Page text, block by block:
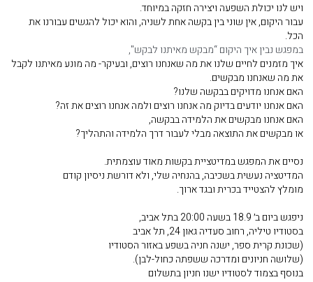
ויש לנו יכולת השפעה ויצירה חזקה במיוחד.
עבור היקום, אין שוני בין בקשה אחת לשניה, והוא יכול להגשים עבורנו את
הכל.
במפגש נבין איך היקום “מבקש מאיתנו לבקש",
איך מזמנים לחיים שלנו את מה שאנחנו רוצים, ובעיקר- מה מונע מאיתנו לקבל
את מה שאנחנו מבקשים.
האם אנחנו מדויקים בבקשה שלנו?
האם אנחנו יודעים בדיוק מה אנחנו רוצים ולמה אנחנו רוצים את זה?
האם אנחנו מבקשים את הלמידה בבקשה,
או מבקשים את התוצאה מבלי לעבור דרך הלמידה והתהליך?
נסיים את המפגש במדיטציית בקשות מאוד עוצמתית.
המדיטציה נעשית בשכיבה, בהנחיה שלי, ולא דורשת ניסיון קודם
מומלץ להצטייד בכרית ובגד ארוך.
ניפגש ביום ב׳ 18.9 בשעה 20:00 בתל אביב,
בסטודיו טיליה, רחוב סעדיה גאון 24, תל אביב
(שכונת קרית ספר, ישנה חניה בשפע באזור הסטודיו
(שלושה חניונים ומדרכה ששפתה כחול-לבן).
בנוסף בצמוד לסטודיו ישנו חניון בתשלום